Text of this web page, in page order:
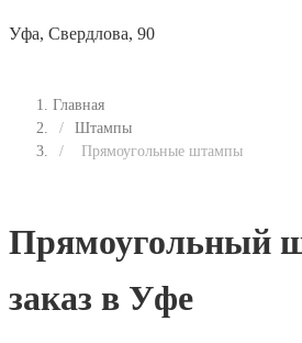
Уфа, Свердлова, 90
Главная
/
Штампы
/
Прямоугольные штампы
Прямоугольный
заказ в Уфе